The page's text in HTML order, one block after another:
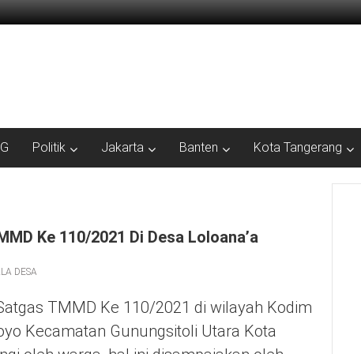
Politik Jakarta Banten Kota Tangerang
Ke 110/2021 Di Desa Loloana’a
DESA
TMMD Ke 110/2021 di wilayah Kodim
Kecamatan Gunungsitoli Utara Kota